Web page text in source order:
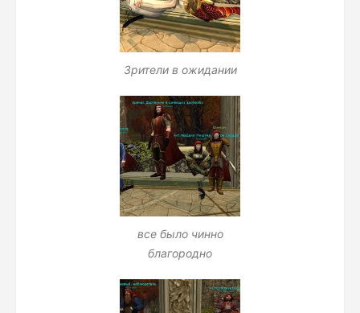
Зрители в ожидании
все было чинно
благородно